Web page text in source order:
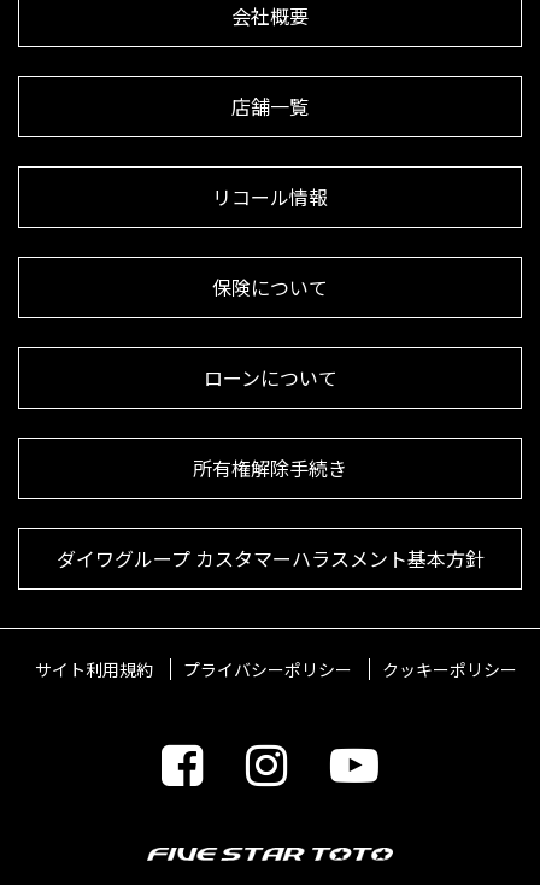
会社概要
店舗一覧
リコール情報
保険について
ローンについて
所有権解除手続き
ダイワグループ カスタマーハラスメント基本方針
サイト利用規約 プライバシーポリシー クッキーポリシー